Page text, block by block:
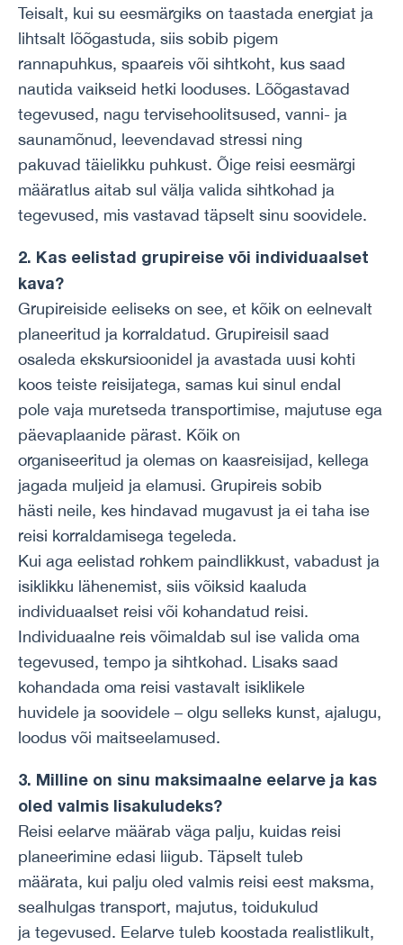
Teisalt, kui su eesmärgiks on taastada energiat ja
lihtsalt lõõgastuda, siis sobib pigem
rannapuhkus, spaareis või sihtkoht, kus saad
nautida vaikseid hetki looduses. Lõõgastavad
tegevused, nagu tervisehoolitsused, vanni- ja
saunamõnud, leevendavad stressi ning
pakuvad täielikku puhkust. Õige reisi eesmärgi
määratlus aitab sul välja valida sihtkohad ja
tegevused, mis vastavad täpselt sinu soovidele.
2. Kas eelistad grupireise või individuaalset
kava?
Grupireiside eeliseks on see, et kõik on eelnevalt
planeeritud ja korraldatud. Grupireisil saad
osaleda ekskursioonidel ja avastada uusi kohti
koos teiste reisijatega, samas kui sinul endal
pole vaja muretseda transportimise, majutuse ega
päevaplaanide pärast. Kõik on
organiseeritud ja olemas on kaasreisijad, kellega
jagada muljeid ja elamusi. Grupireis sobib
hästi neile, kes hindavad mugavust ja ei taha ise
reisi korraldamisega tegeleda.
Kui aga eelistad rohkem paindlikkust, vabadust ja
isiklikku lähenemist, siis võiksid kaaluda
individuaalset reisi või kohandatud reisi.
Individuaalne reis võimaldab sul ise valida oma
tegevused, tempo ja sihtkohad. Lisaks saad
kohandada oma reisi vastavalt isiklikele
huvidele ja soovidele – olgu selleks kunst, ajalugu,
loodus või maitseelamused.
3. Milline on sinu maksimaalne eelarve ja kas
oled valmis lisakuludeks?
Reisi eelarve määrab väga palju, kuidas reisi
planeerimine edasi liigub. Täpselt tuleb
määrata, kui palju oled valmis reisi eest maksma,
sealhulgas transport, majutus, toidukulud
ja tegevused. Eelarve tuleb koostada realistlikult,